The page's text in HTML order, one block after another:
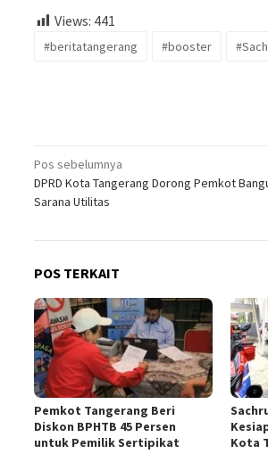
Views: 441
#beritatangerang #booster
Navigasi
pos
Pos sebelumnya
DPRD Kota Tangerang Dorong Pemkot
Sarana Utilitas
POS TERKAIT
Pemkot Tangerang Beri
Diskon BPHTB 45 Persen
untuk Pemilik Sertipikat
Kota